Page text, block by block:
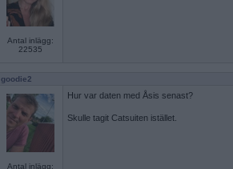
Antal inlägg:
22535
goodie2
Antal inlägg:
Hur var daten med Åsis senast?
Skulle tagit Catsuiten istället.